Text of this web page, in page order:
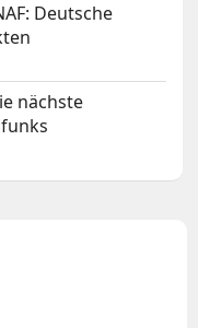
Deutsche
nächste